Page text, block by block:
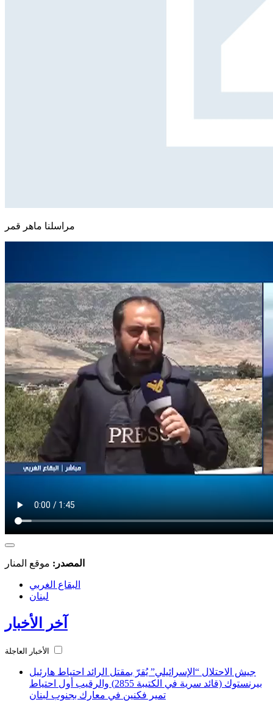
مراسلنا ماهر قمر
المصدر: موقع المنار
البقاع الغربي
لبنان
آخر الأخبار
الأخبار العاجلة
جيش الاحتلال “الإسرائيلي” يُقرّ بمقتل الرائد احتياط هارئيل
بيرنستوك (قائد سرية في الكتيبة 2855) والرقيب أول احتياط
تمير فكنين في معارك بجنوب لبنان